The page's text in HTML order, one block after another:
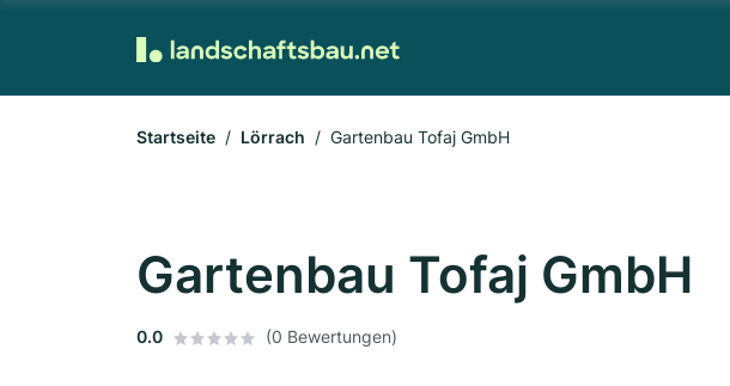
Startseite Lörrach Gartenbau Tofaj GmbH
Gartenbau Tofaj GmbH
0.0 (0 Bewertungen)